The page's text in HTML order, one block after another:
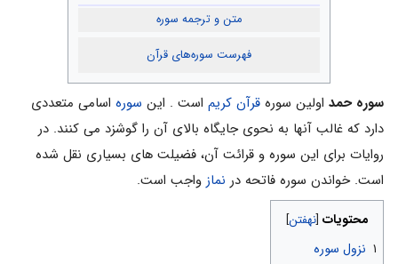
متن و ترجمه سوره
فهرست سوره‌های قرآن
سوره حمد اولین سوره قرآن کریم است . این سوره اسامی متعددی
دارد که غالب آنها به نحوی جایگاه بالای آن را گوشزد می کنند. در
روایات برای این سوره و قرائت آن، فضیلت های بسیاری نقل شده
است. خواندن سوره فاتحه در نماز واجب است.
محتویات
۱ نزول سوره